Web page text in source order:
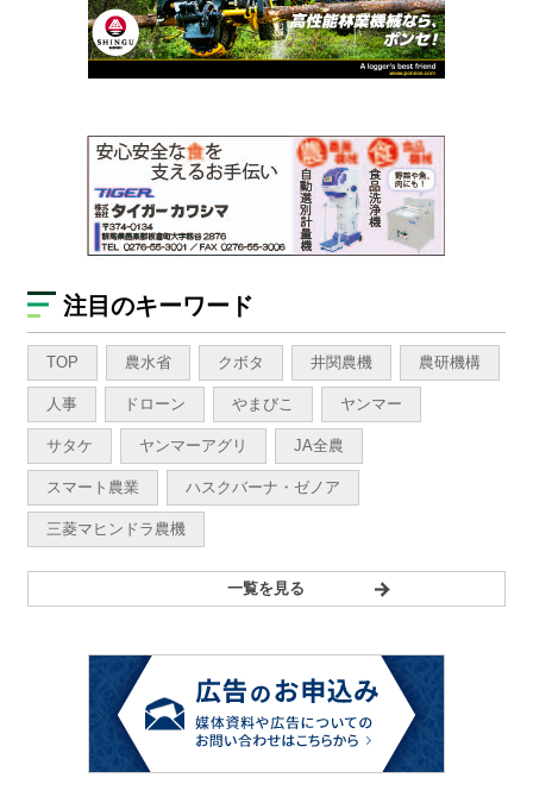
注目のキーワード
TOP 農水省 クボタ 井関農機 農研機構
人事 ドローン やまびこ ヤンマー
サタケ ヤンマーアグリ JA全農
スマート農業 ハスクバーナ・ゼノア
三菱マヒンドラ農機
一覧を見る